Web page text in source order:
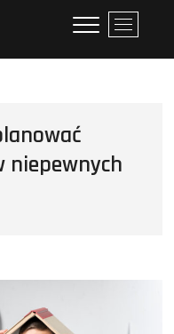
P
r
z
k
niepewnych